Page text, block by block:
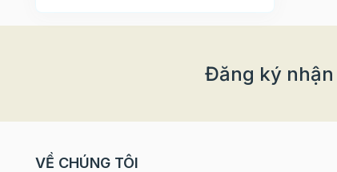
Đăng ký
VỀ CHÚNG TÔI